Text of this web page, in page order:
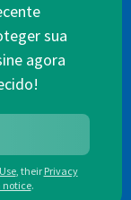
sua
agora
, their Privacy
notice.